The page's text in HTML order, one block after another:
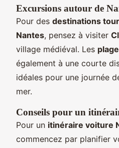
Excursions autour de
Pour des destinations
Nantes, pensez à visiter
village médiéval. Les
également à une courte
idéales pour une journée
mer.
Conseils pour un
Pour un itinéraire voiture
commencez par planifier